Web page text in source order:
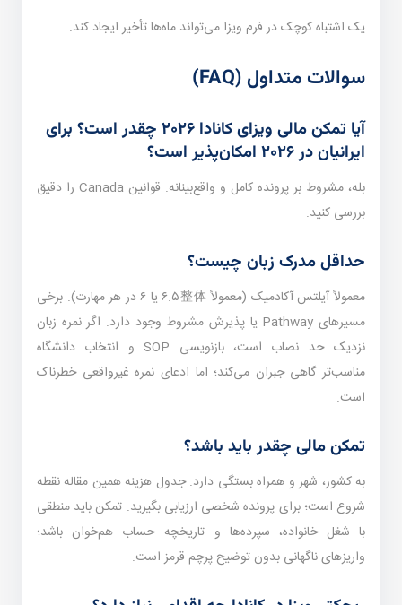
یک اشتباه کوچک در فرم ویزا می‌تواند ماه‌ها تأخیر ایجاد کند.
سوالات متداول (FAQ)
آیا تمکن مالی ویزای کانادا ۲۰۲۶ چقدر است؟ برای
ایرانیان در ۲۰۲۶ امکان‌پذیر است؟
بله، مشروط بر پرونده کامل و واقع‌بینانه. قوانین Canada را دقیق
بررسی کنید.
حداقل مدرک زبان چیست؟
معمولاً آیلتس آکادمیک (معمولاً ۶.۵整体 یا ۶ در هر مهارت). برخی
مسیرهای Pathway یا پذیرش مشروط وجود دارد. اگر نمره زبان
نزدیک حد نصاب است، بازنویسی SOP و انتخاب دانشگاه
مناسب‌تر گاهی جبران می‌کند؛ اما ادعای نمره غیرواقعی خطرناک
است.
تمکن مالی چقدر باید باشد؟
به کشور، شهر و همراه بستگی دارد. جدول هزینه همین مقاله نقطه
شروع است؛ برای پرونده شخصی ارزیابی بگیرید. تمکن باید منطقی
با شغل خانواده، سپرده‌ها و تاریخچه حساب هم‌خوان باشد؛
واریزهای ناگهانی بدون توضیح پرچم قرمز است.